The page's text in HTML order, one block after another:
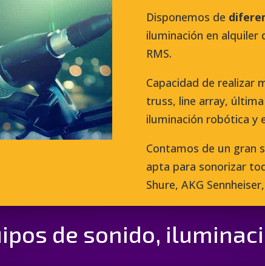
Disponemos de
iluminación en alquiler
RMS.
Capacidad de realizar
truss, line array,
iluminación robótica y
Contamos de un gran
apta para sonorizar
Shure, AKG
de sonido,